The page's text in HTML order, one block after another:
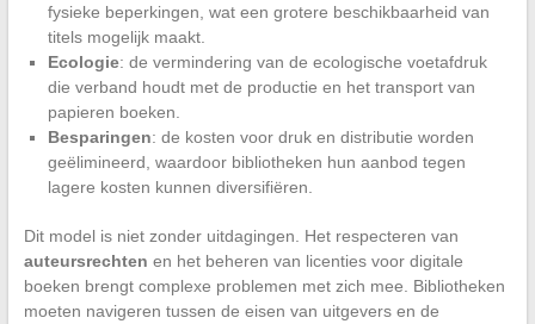
fysieke beperkingen, wat een grotere beschikbaarheid van
titels mogelijk maakt.
Ecologie: de vermindering van de ecologische voetafdruk
die verband houdt met de productie en het transport van
papieren boeken.
Besparingen: de kosten voor druk en distributie worden
geëlimineerd, waardoor bibliotheken hun aanbod tegen
lagere kosten kunnen diversifiëren.
Dit model is niet zonder uitdagingen. Het respecteren van
auteursrechten en het beheren van licenties voor digitale
boeken brengt complexe problemen met zich mee. Bibliotheken
moeten navigeren tussen de eisen van uitgevers en de